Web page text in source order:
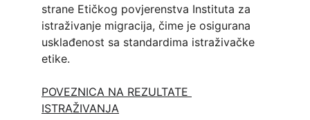
strane Etičkog povjerenstva Instituta za
istraživanje migracija, čime je osigurana
usklađenost sa standardima istraživačke
etike.
POVEZNICA NA REZULTATE
ISTRAŽIVANJA